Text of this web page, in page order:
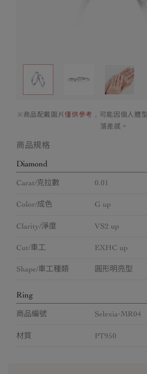
※商品配戴圖片僅供參考 ，可能因個人體
落差感。
商品規格
Diamond
Carat/克拉數 0.01
Color/成色 G up
Clarity/淨度 VS2 up
Cut/車工 EXHC up
Shape/車工種類 圓形明亮型
Ring
商品編號 Selexia-MR04
材質 PT950